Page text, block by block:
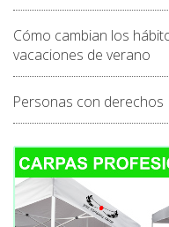
Cómo cambian los
vacaciones de verano
Personas con derechos